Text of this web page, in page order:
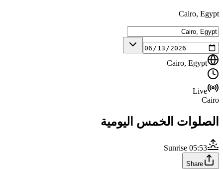
Cairo, Egypt
Cairo, Egypt
Live
Cairo
الصلوات الخمس اليومية
Sunrise 05:53
Share